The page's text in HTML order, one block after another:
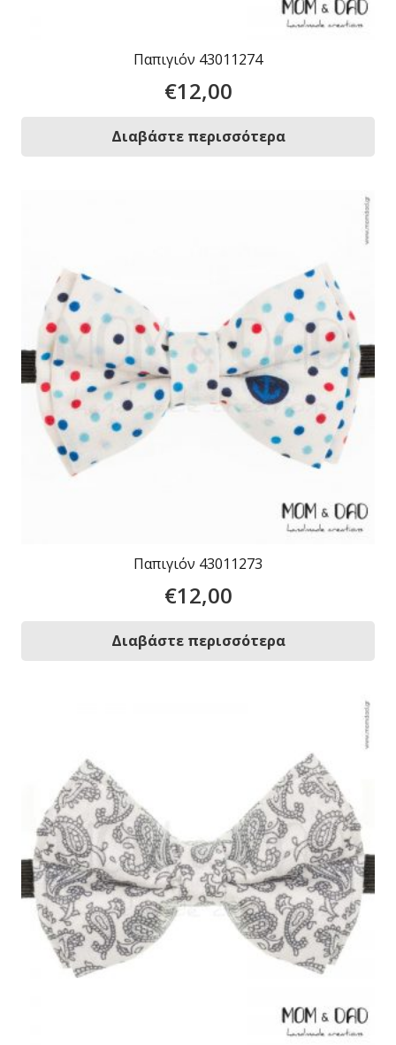
Παπιγιόν 43011274
€12,00
Διαβάστε περισσότερα
Παπιγιόν 43011273
€12,00
Διαβάστε περισσότερα